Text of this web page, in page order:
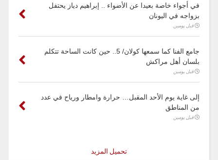
في أجواء خاصة بعيدا عن الأضواء .. إبراهيم دياز يحتفل
بزواجه في اليونان
قبل يومين
جامع الفنا كما سمعها كولان/ 5.. حين كانت الساحة تتكلم
بلسان أهل مراكش
قبل يومين
إلى غاية يوم الأحد المقبل… حرارة وامطار ورياح في عدد
من المناطق
قبل يومين
تحميل المزيد